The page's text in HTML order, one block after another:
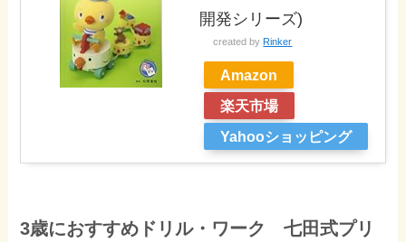
開発シリーズ)
created by Rinker
Amazon
楽天市場
Yahooショッピング
3歳におすすめドリル・ワーク 七田式プリ